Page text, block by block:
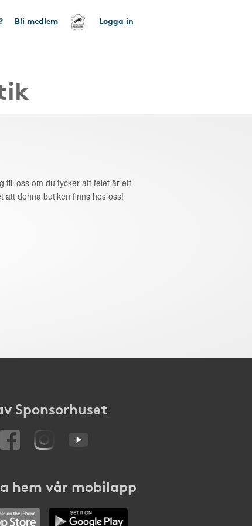
Bli medlem Logga in
till oss om du tycker att felet är ett
att denna butiken finns hos oss!
Sponsorhuset
hem vår mobilapp